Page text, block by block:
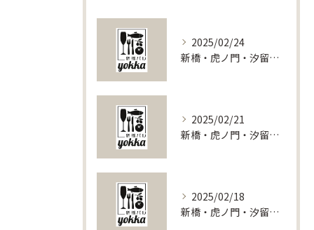
2025/02/24
新橋・虎ノ門・汐留で叶える特別な夜！貸切レストランの魅力をご紹介
2025/02/21
新橋・虎ノ門・汐留で叶える特別な宴会！貸切スポット徹底ガイド
2025/02/18
新橋・虎ノ門・汐留で叶える特別な貸切パーティー体験：東京都港区の魅力を探る